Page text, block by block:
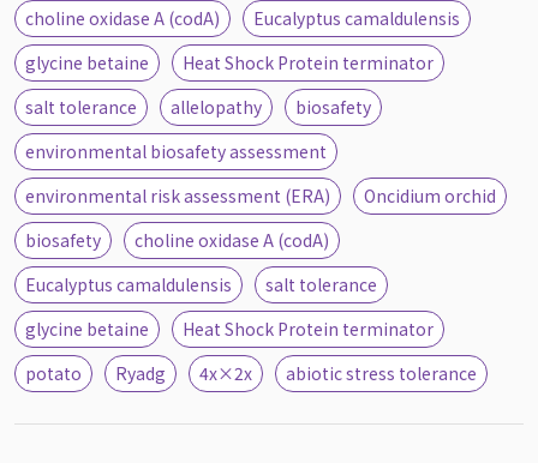
choline oxidase A (codA)
Eucalyptus camaldulensis
glycine betaine
Heat Shock Protein terminator
salt tolerance
allelopathy
biosafety
environmental biosafety assessment
environmental risk assessment (ERA)
Oncidium orchid
biosafety
choline oxidase A (codA)
Eucalyptus camaldulensis
salt tolerance
glycine betaine
Heat Shock Protein terminator
potato
Ryadg 4x×2x abiotic stress tolerance